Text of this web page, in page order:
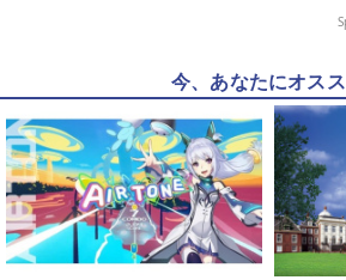
今、あなたにオス